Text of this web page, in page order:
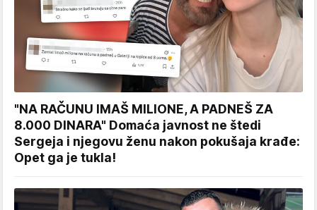
"NA RAČUNU IMAŠ MILIONE, A PADNEŠ ZA
8.000 DINARA" Domaća javnost ne štedi
Sergeja i njegovu ženu nakon pokušaja krađe:
Opet ga je tukla!